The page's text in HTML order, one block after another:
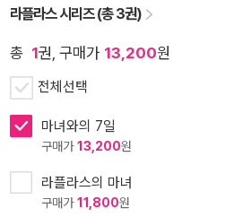
라플라스 시리즈 (총 3권)
총 1권, 구매가 13,200원
전체선택
마녀와의 7일
구매가13,200원
라플라스의 마녀
구매가11,800원